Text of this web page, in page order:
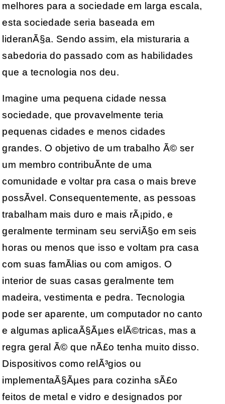
melhores para a sociedade em larga escala,
esta sociedade seria baseada em
lideranÃ§a. Sendo assim, ela misturaria a
sabedoria do passado com as habilidades
que a tecnologia nos deu.
Imagine uma pequena cidade nessa
sociedade, que provavelmente teria
pequenas cidades e menos cidades
grandes. O objetivo de um trabalho Ã© ser
um membro contribuÃ­nte de uma
comunidade e voltar pra casa o mais breve
possÃ­vel. Consequentemente, as pessoas
trabalham mais duro e mais rÃ¡pido, e
geralmente terminam seu serviÃ§o em seis
horas ou menos que isso e voltam pra casa
com suas famÃ­lias ou com amigos. O
interior de suas casas geralmente tem
madeira, vestimenta e pedra. Tecnologia
pode ser aparente, um computador no canto
e algumas aplicaÃ§Ãµes elÃ©tricas, mas a
regra geral Ã© que nÃ£o tenha muito disso.
Dispositivos como relÃ³gios ou
implementaÃ§Ãµes para cozinha sÃ£o
feitos de metal e vidro e designados por